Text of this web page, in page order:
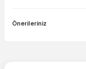
Önerileriniz